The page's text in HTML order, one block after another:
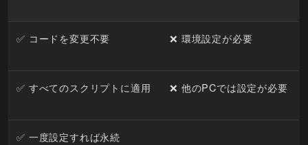
✅ コードを変更不要 ❌ 環境設定が必要
✅ すべてのスクリプトに適用 ❌ 他のPCでは設定が必要
✅ 一度設定すれば永続